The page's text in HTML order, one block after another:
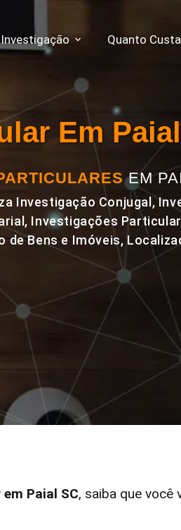
Investigação Quanto Custa
Em
EM
Investigação Conjugal,
Investigações
de Bens e Imóveis,
Paial SC, saiba que